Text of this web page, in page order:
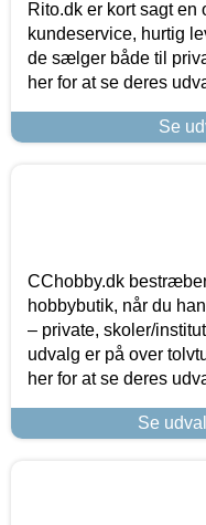
Rito.dk er kort sagt
kundeservice, hurtig
de sælger både til
her for at se deres
Se
CChobby.dk
hobbybutik, når du
– private, skoler/
udvalg er på over
her for at se deres
Se